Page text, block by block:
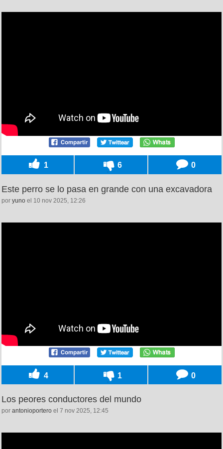
1 6 0
Este perro se lo pasa en grande con una excavadora
por yuno el 10 nov 2025, 12:26
4 1 0
Los peores conductores del mundo
por antonioportero el 7 nov 2025, 12:45